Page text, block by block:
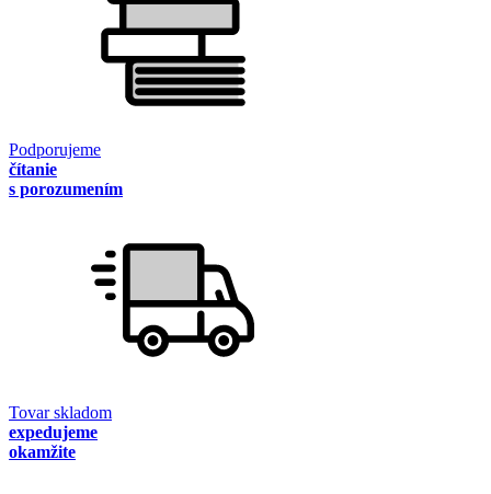
Podporujeme
čítanie
s porozumením
Tovar skladom
expedujeme
okamžite